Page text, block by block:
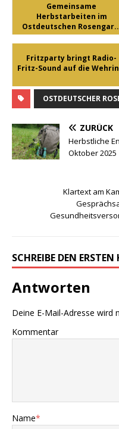
Gemeinsame
Herbstarbeiten im
Ostdeutschen
Fritzparty bringt Radio-
Fritz-Sound auf die
OSTDEUTSCHER
ZURÜCK
Herbstliche
Oktober 2025
Klartext am
SCHREIBE DEN
Antworten
Deine E-Mail-Adresse wird
Kommentar
Name*